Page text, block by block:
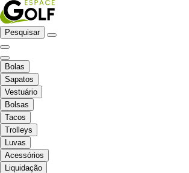
Pesquisar
Bolas
Sapatos
Vestuário
Bolsas
Tacos
Trolleys
Luvas
Acessórios
Liquidação